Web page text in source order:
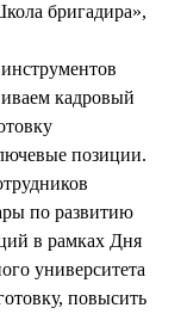
бригадира»,
кадровый
позиции.
по развитию
в рамках Дня
университета
повысить